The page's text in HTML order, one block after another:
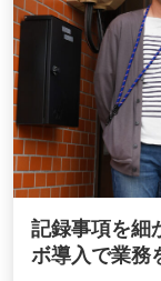
記録事項を細
ボ導入で業務